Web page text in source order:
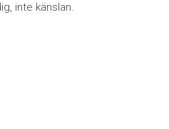
inte känslan.